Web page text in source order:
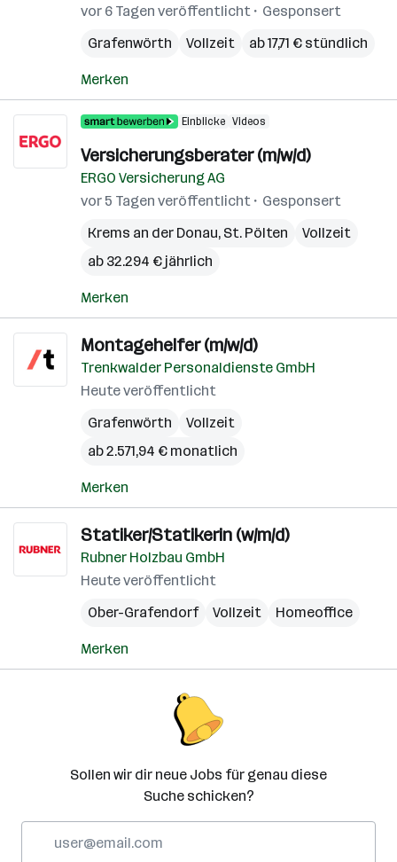
vor 6 Tagen veröffentlicht
Gesponsert
Grafenwörth
Vollzeit ab 17,71 € stündlich
Merken
Einblicke Videos
Versicherungsberater (m/w/d)
ERGO Versicherung AG
vor 5 Tagen veröffentlicht
Gesponsert
Krems an der Donau, St. Pölten
Vollzeit
ab 32.294 € jährlich
Merken
Montagehelfer (m/w/d)
Trenkwalder Personaldienste GmbH
Heute veröffentlicht
Grafenwörth
Vollzeit
ab 2.571,94 € monatlich
Merken
Statiker/Statikerin (w/m/d)
Rubner Holzbau GmbH
Heute veröffentlicht
Ober-Grafendorf
Vollzeit Homeoffice
Merken
Sollen wir dir neue Jobs für genau diese
Suche schicken?